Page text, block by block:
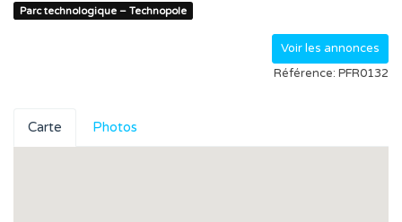
Parc technologique – Technopole
Voir les annonces
Référence: PFR0132
Carte Photos